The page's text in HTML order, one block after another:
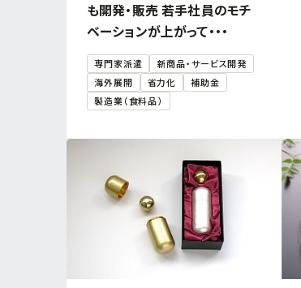
も開発・販売 若手社員のモチ
ベーションが上がって・・・
専門家派遣
新商品・サービス開発
海外展開
省力化
補助金
製造業（食料品）